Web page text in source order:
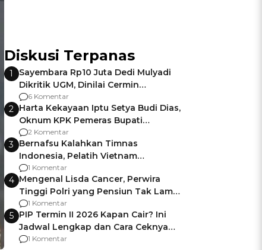
Diskusi Terpanas
1
Sayembara Rp10 Juta Dedi Mulyadi
Dikritik UGM, Dinilai Cermin
Gagalnya Negara Jamin Keamanan
6 Komentar
2 Harta Kekayaan Iptu Setya Budi Dias,
Oknum KPK Pemeras Bupati
Pemalang
2 Komentar
3 Bernafsu Kalahkan Timnas
Indonesia, Pelatih Vietnam
Berencana Pakai Jimat di Pakansari
1 Komentar
4 Mengenal Lisda Cancer, Perwira
Tinggi Polri yang Pensiun Tak Lama
Usai Jadi Brigjen
1 Komentar
5 PIP Termin II 2026 Kapan Cair? Ini
Jadwal Lengkap dan Cara Ceknya
agar Dana Tidak Hangus!
1 Komentar